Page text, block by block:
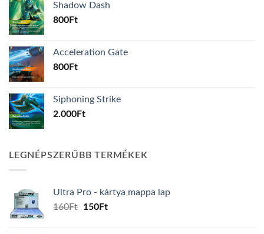
Shadow Dash
800Ft
Acceleration Gate
800Ft
Siphoning Strike
2.000Ft
LEGNÉPSZERŰBB TERMÉKEK
Ultra Pro - kártya mappa lap
160Ft
Original
150FtCurrent